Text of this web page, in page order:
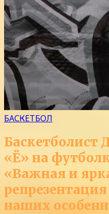
БАСКЕТБОЛ
Баскетболист
«Ё» на
«Важная и
наших